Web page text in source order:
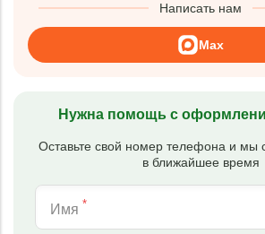
Написать нам
Max
Нужна помощь с
Оставьте свой номер телефона и мы
в ближайшее время
Имя *